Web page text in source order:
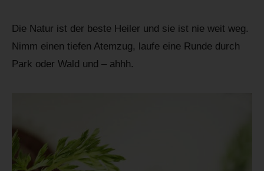
Die Natur ist der beste Heiler und sie ist nie weit weg.
Nimm einen tiefen Atemzug, laufe eine Runde durch
Park oder Wald und – ahhh.